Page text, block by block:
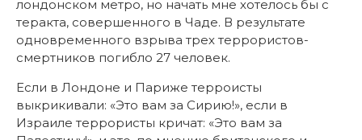
лондонском метро, но начать мне хотелось бы с
теракта, совершенного в Чаде. В результате
одновременного взрыва трех террористов-
смертников погибло 27 человек.
Если в Лондоне и Париже терроисты
выкрикивали: «Это вам за Сирию!», если в
Израиле террористы кричат: «Это вам за